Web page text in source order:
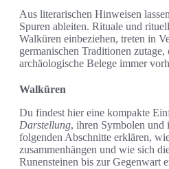
Aus literarischen Hinweisen
Spuren ableiten. Rituale und
Walküren einbeziehen, treten in
germanischen Traditionen zutage,
archäologische Belege immer
Walküren
Du findest hier eine kompakte
Darstellung, ihren Symbolen und
folgenden Abschnitte erklären,
zusammenhängen und wie sich
Runensteinen bis zur Gegenwart